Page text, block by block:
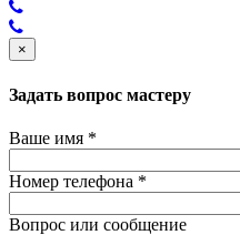
×
Задать вопрос мастеру
Ваше имя *
Номер телефона *
Вопрос или сообщение